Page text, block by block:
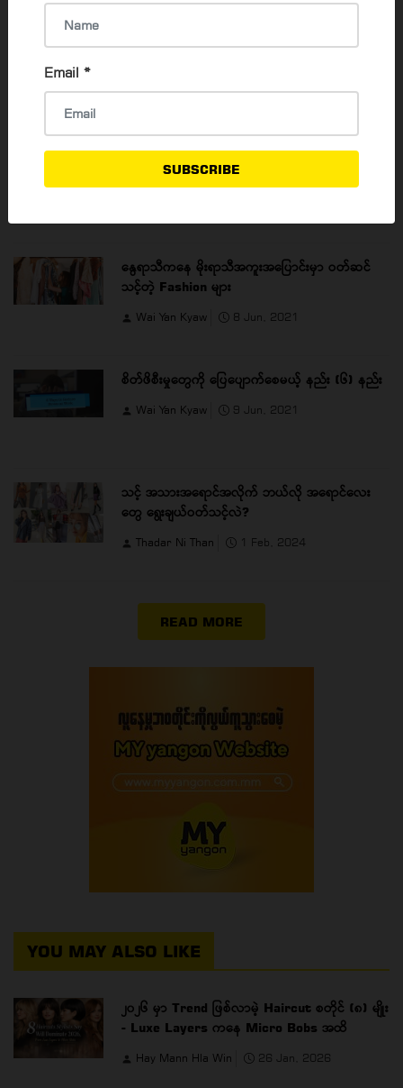
Email *
SUBSCRIBE
POPULAR ARTICLES
IQ, EQ ,SQ နဲ့ AQ လို့ခေါ်ကြတဲ့ 4 Quotients
Aung Myo Hein 15 Jan, 2021
နွေရာသီကနေ မိုးရာသီအကူးအပြောင်းမှာ ဝတ်ဆင်
သင့်တဲ့ Fashion များ
Wai Yan Kyaw 8 Jun, 2021
စိတ်ဖိစီးမှုတွေကို ပြေပျောက်စေမယ့် နည်း (၆) နည်း
Wai Yan Kyaw 9 Jun, 2021
သင့် အသားအရောင်အလိုက် ဘယ်လို အရောင်လေး
တွေ ရွေးချယ်ဝတ်သင့်လဲ?
Thadar Ni Than 1 Feb, 2024
READ MORE
YOU MAY ALSO LIKE
၂၀၂၆ မှာ Trend ဖြစ်လာမဲ့ Haircut စတိုင် (၈) မျိုး
- Luxe Layers ကနေ Micro Bobs အထိ
Hay Mann Hla Win 26 Jan, 2026